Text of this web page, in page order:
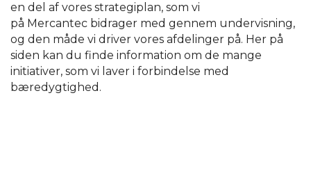
en del af vores strategiplan, som vi
på Mercantec bidrager med gennem undervisning,
og den måde vi driver vores afdelinger på. Her på
siden kan du finde information om de mange
initiativer, som vi laver i forbindelse med
bæredygtighed.